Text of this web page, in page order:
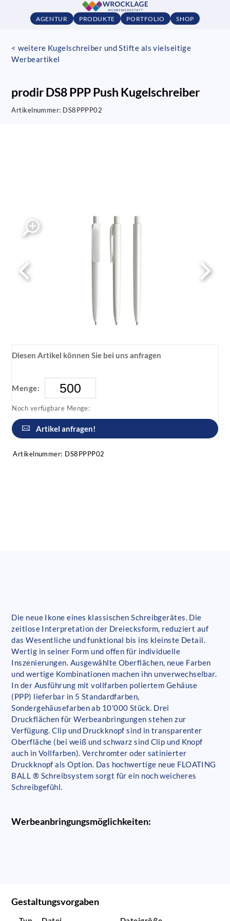
AGENTUR PRODUKTE PORTFOLIO SHOP
< weitere Kugelschreiber und Stifte als vielseitige
Werbeartikel
prodir DS8 PPP Push Kugelschreiber
Artikelnummer: DS8PPPP02
Diesen Artikel können Sie bei uns anfragen
Menge:
Noch verfügbare Menge:
Artikel anfragen!
Artikelnummer: DS8PPPP02
Die neue Ikone eines klassischen Schreibgerätes. Die
zeitlose Interpretation der Dreiecksform, reduziert auf
das Wesentliche und funktional bis ins kleinste Detail.
Wertig in seiner Form und offen für individuelle
Inszenierungen. Ausgewählte Oberflächen, neue Farben
und wertige Kombinationen machen ihn unverwechselbar.
In der Ausführung mit vollfarben poliertem Gehäuse
(PPP) lieferbar in 5 Standardfarben,
Sondergehäusefarben ab 10'000 Stück. Drei
Druckflächen für Werbeanbringungen stehen zur
Verfügung. Clip und Druckknopf sind in transparenter
Oberfläche (bei weiß und schwarz sind Clip und Knopf
auch in Vollfarben). Verchromter oder satinierter
Druckknopf als Option. Das hochwertige neue FLOATING
BALL ® Schreibsystem sorgt für ein noch weicheres
Schreibgefühl.
Werbeanbringungsmöglichkeiten:
Gestaltungsvorgaben